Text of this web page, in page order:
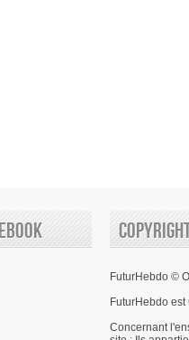
FuturHebdo ©
FuturHebdo
Concernant